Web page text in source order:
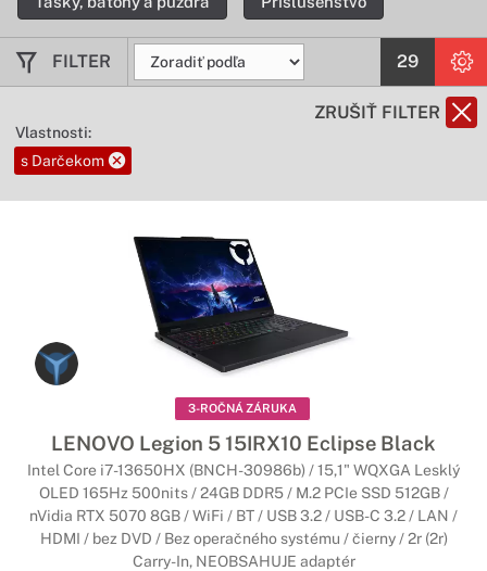
FILTER 29
Vlastnosti:
s Darčekom
ZRUŠIŤ FILTER
3-ROČNÁ ZÁRUKA
LENOVO Legion 5 15IRX10 Eclipse Black
Intel Core i7-13650HX (BNCH-30986b) / 15,1" WQXGA Lesklý
OLED 165Hz 500nits / 24GB DDR5 / M.2 PCIe SSD 512GB /
nVidia RTX 5070 8GB / WiFi / BT / USB 3.2 / USB-C 3.2 / LAN /
HDMI / bez DVD / Bez operačného systému / čierny / 2r (2r)
Carry-In, NEOBSAHUJE adaptér